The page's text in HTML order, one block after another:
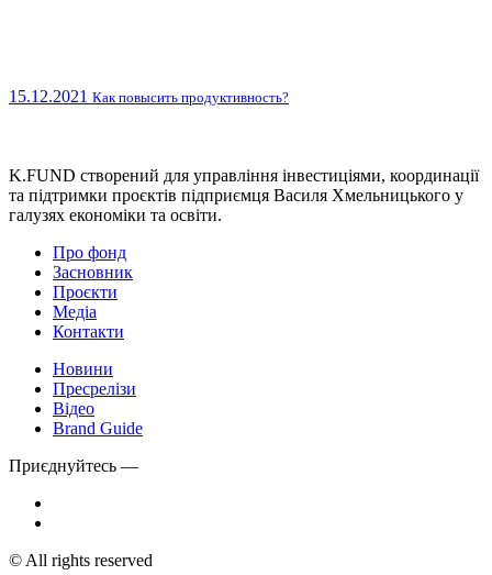
15.12.2021 Как повысить продуктивность?
K.FUND створений для управління інвестиціями, координації
та підтримки проєктів підприємця Василя Хмельницького у
галузях економіки та освіти.
Про фонд
Засновник
Проєкти
Медіа
Контакти
Новини
Пресрелізи
Відео
Brand Guide
Приєднуйтесь —
© All rights reserved